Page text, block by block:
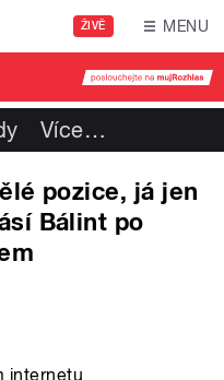
ŽIVĚ MENU
Více…
pozice, já jen
Bálint po
internetu